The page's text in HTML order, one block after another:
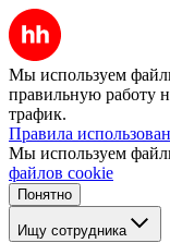
Мы используем
правильную работу
трафик.
Правила
Мы используем
файлов cookie
Понятно
Ищу сотрудника